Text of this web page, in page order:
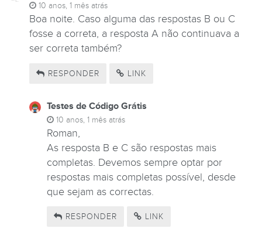
10 anos, 1 mês atrás
Boa noite. Caso alguma das respostas B ou C
fosse a correta, a resposta A não continuava a
ser correta também?
RESPONDER LINK
Testes de Código Grátis
10 anos, 1 mês atrás
Roman,
As resposta B e C são respostas mais
completas. Devemos sempre optar por
respostas mais completas possível, desde
que sejam as correctas.
RESPONDER LINK